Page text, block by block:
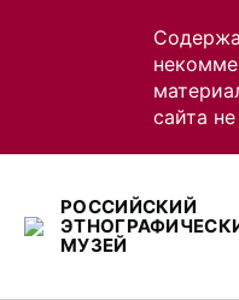
сайта
РОССИЙСКИЙ
МУЗЕЙ